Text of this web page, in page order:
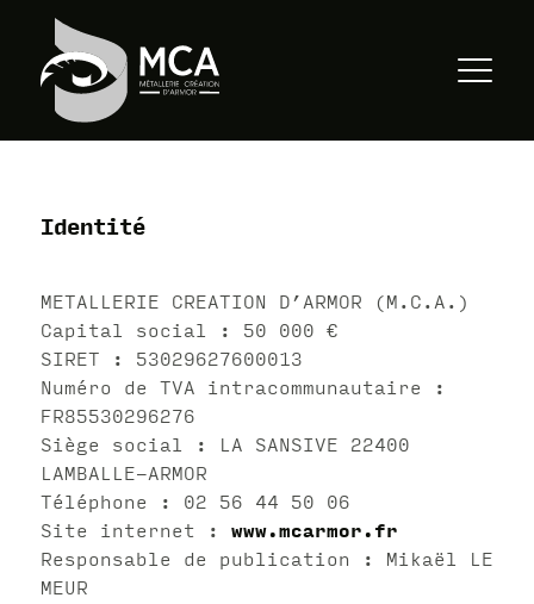
Identité
METALLERIE CREATION D’ARMOR (M.C.A.)
Capital social : 50 000 €
SIRET : 53029627600013
Numéro de TVA intracommunautaire :
FR85530296276
Siège social : LA SANSIVE 22400
LAMBALLE-ARMOR
Téléphone : 02 56 44 50 06
Site internet : www.mcarmor.fr
Responsable de publication : Mikaël LE
MEUR